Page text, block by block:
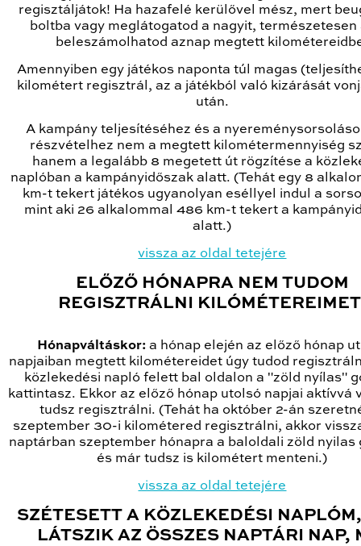
regisztáljátok! Ha hazafelé kerülővel mész, mert
boltba vagy meglátogatod a nagyit, természetesen
beleszámolhatod aznap megtett
Amennyiben egy játékos naponta túl magas
kilométert regisztrál, az a játékból való kizárását
után.
A kampány teljesítéséhez és a
részvételhez nem a megtett kilométermennyiség
hanem a legalább 8 megetett út rögzítése a
naplóban a kampányidőszak alatt. (Tehát egy 8
km-t tekert játékos ugyanolyan eséllyel indul a
mint aki 26 alkalommal 486 km-t tekert a
alatt.)
vissza az oldal tetejére
ELŐZŐ HÓNAPRA NEM TUDOM
REGISZTRÁLNI
Hónapváltáskor: a hónap elején az előző hónap
napjaiban megtett kilométereidet úgy tudod
közlekedési napló felett bal oldalon a "zöld nyílas"
kattintasz. Ekkor az előző hónap utolsó napjai aktívvá
tudsz regisztrálni. (Tehát ha október 2-án
szeptember 30-i kilométered regisztrálni, akkor
naptárban szeptember hónapra a baloldali zöld nyilas
és már tudsz is kilométert menteni.)
vissza az oldal tetejére
SZÉTESETT A KÖZLEKEDÉSI
LÁTSZIK AZ ÖSSZES NAPTÁRI NAP,